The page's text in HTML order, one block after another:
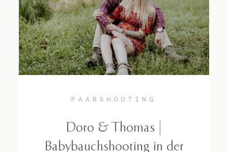
PAARSHOOTING
Doro & Thomas |
Babybauchshooting in der